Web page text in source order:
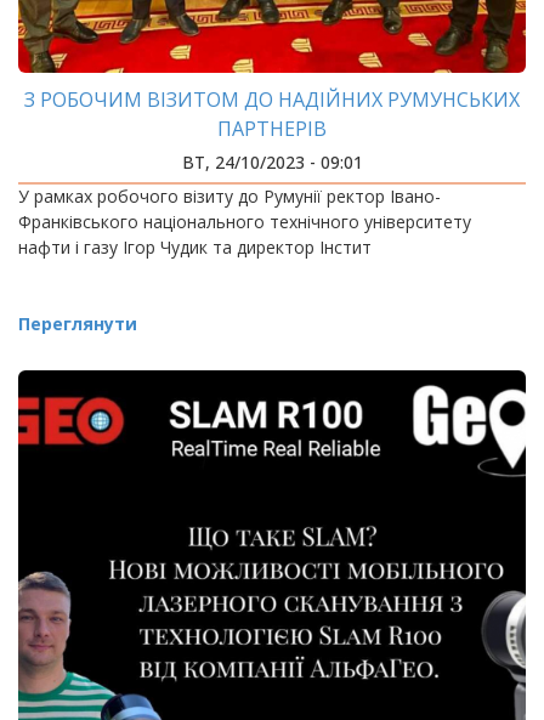
З РОБОЧИМ ВІЗИТОМ ДО НАДІЙНИХ РУМУНСЬКИХ
ПАРТНЕРІВ
ВТ, 24/10/2023 - 09:01
У рамках робочого візиту до Румунії ректор Івано-
Франківського національного технічного університету
нафти і газу Ігор Чудик та директор Інстит
Переглянути